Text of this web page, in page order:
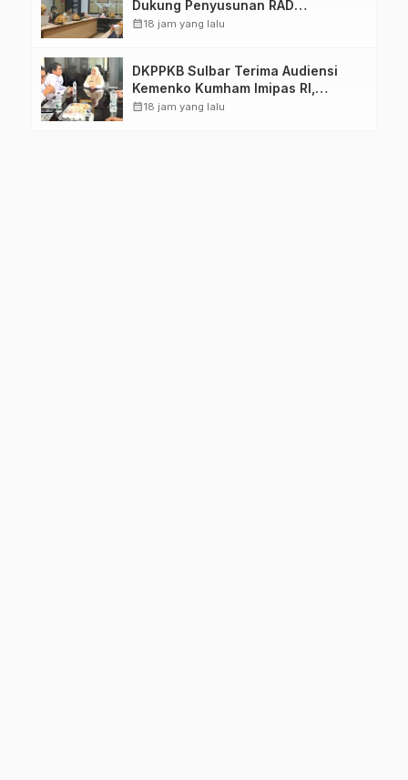
Dukung Penyusunan RAD
TPB/SDGs Sulawesi Barat
calendar_month18 jam yang lalu
DKPPKB Sulbar Terima Audiensi
Kemenko Kumham Imipas RI,
Perkuat Pelayanan Kesehatan bagi
calendar_month18 jam yang lalu